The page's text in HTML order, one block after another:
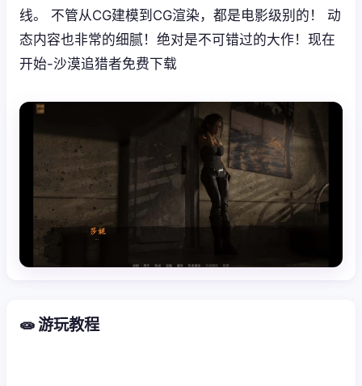
线。 不管从CG建模到CG渲染，都是电影级别的！ 动
态内容也非常的细腻！绝对是不可错过的大作！现在
开始-沙漠追猎者免费下载
🧫 游玩教程